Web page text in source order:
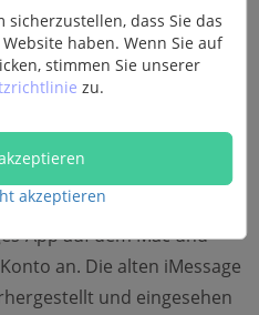
App auf dem Mac und
an. Die alten iMessage
und eingesehen
sicherzustellen, dass Sie das
haben. Wenn Sie auf
stimmen Sie unserer
zu.
akzeptieren